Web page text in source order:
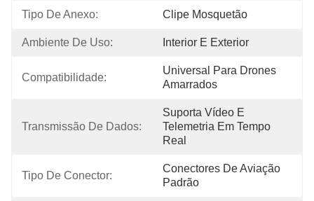
Tipo De Anexo: Clipe Mosquetão
Ambiente De Uso: Interior E Exterior
Compatibilidade:
Universal Para Drones
Amarrados
Transmissão De Dados:
Suporta Vídeo E
Telemetria Em Tempo
Real
Tipo De Conector:
Conectores De Aviação
Padrão